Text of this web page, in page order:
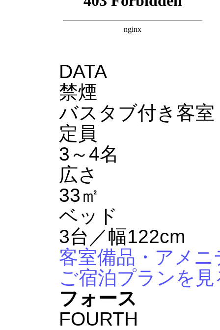
DATA
禁煙
バスタブ付き客室
定員
3～4名
広さ
33㎡
ベッド
3台／幅122cm
客室備品・アメ
ご宿泊プランを見
フォース
FOURTH